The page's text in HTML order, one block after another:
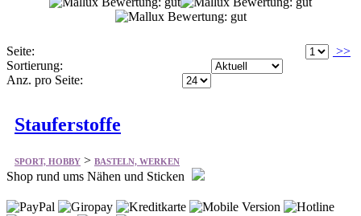
Seite:
>>
Sortierung:
Anz. pro Seite:
Stauferstoffe
SPORT, HOBBY > BASTELN, WERKEN
Shop rund ums Nähen und Sticken